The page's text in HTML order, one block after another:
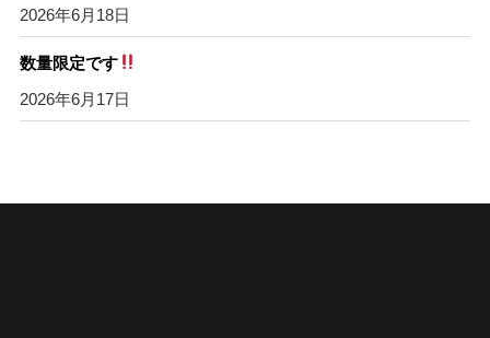
2026年6月18日
数量限定です
2026年6月17日